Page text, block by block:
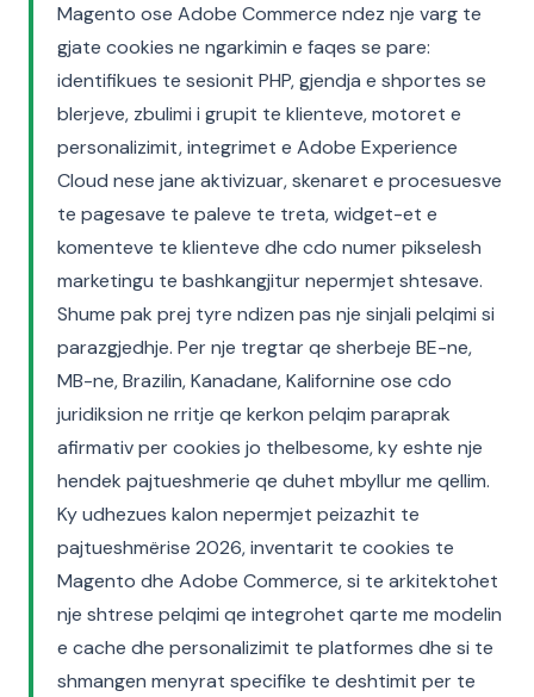
Magento ose Adobe Commerce ndez nje varg te
gjate cookies ne ngarkimin e faqes se pare:
identifikues te sesionit PHP, gjendja e shportes se
blerjeve, zbulimi i grupit te klienteve, motoret e
personalizimit, integrimet e Adobe Experience
Cloud nese jane aktivizuar, skenaret e procesuesve
te pagesave te paleve te treta, widget-et e
komenteve te klienteve dhe cdo numer pikselesh
marketingu te bashkangjitur nepermjet shtesave.
Shume pak prej tyre ndizen pas nje sinjali pelqimi si
parazgjedhje. Per nje tregtar qe sherbeje BE-ne,
MB-ne, Brazilin, Kanadane, Kalifornine ose cdo
juridiksion ne rritje qe kerkon pelqim paraprak
afirmativ per cookies jo thelbesome, ky eshte nje
hendek pajtueshmerie qe duhet mbyllur me qellim.
Ky udhezues kalon nepermjet peizazhit te
pajtueshmërise 2026, inventarit te cookies te
Magento dhe Adobe Commerce, si te arkitektohet
nje shtrese pelqimi qe integrohet qarte me modelin
e cache dhe personalizimit te platformes dhe si te
shmangen menyrat specifike te deshtimit per te